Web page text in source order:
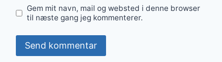
Gem mit navn, mail og websted i denne browser
til næste gang jeg kommenterer.